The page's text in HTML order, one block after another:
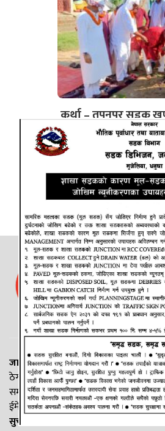
कुर्था – तपनपुर सडक
जानकी न्यूज नेटवर्क
ठेगाना: लक्ष्मीनियाँ -७, मधेश प्रदेश
सम्पर्क नं. : +977-9844100829
ईमेल:Madheshtopnews@gmail.com
सुचना विभाग दर्ता नं. २५४०/२०७७/७८